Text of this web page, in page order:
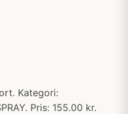
Kategori:
Pris: 155.00 kr.